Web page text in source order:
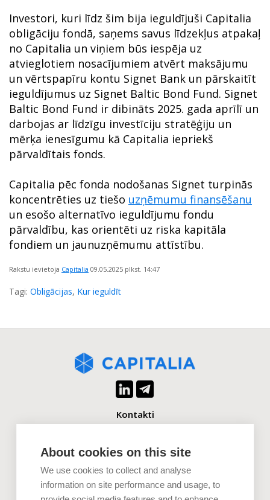
About cookies on this site
We use cookies to collect and analyse
information on site performance and usage, to
Investori, kuri līdz šim bija ieguldījuši Capitalia
obligāciju fondā, saņems savus līdzekļus atpakaļ
no Capitalia un viņiem būs iespēja uz
atvieglotiem nosacījumiem atvērt maksājumu
un vērtspapīru kontu Signet Bank un pārskaitīt
ieguldījumus uz Signet Baltic Bond Fund. Signet
Baltic Bond Fund ir dibināts 2025. gada aprīlī un
darbojas ar līdzīgu investīciju stratēģiju un
mērķa ienesīgumu kā Capitalia iepriekš
pārvaldītais fonds.
Capitalia pēc fonda nodošanas Signet turpinās
koncentrēties uz tiešo uzņēmumu finansēšanu
un esošo alternatīvo ieguldījumu fondu
pārvaldību, kas orientēti uz riska kapitāla
fondiem un jaunuzņēmumu attīstību.
Rakstu ievietoja Capitalia 09.05.2025 plkst. 14:47
Tagi: Obligācijas, Kur ieguldīt
Kontakti
+371 2880 0880
Uzņēmumiem